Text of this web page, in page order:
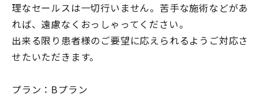
理なセールスは一切行いません。苦手な施術などがあ
れば、遠慮なくおっしゃってください。
出来る限り患者様のご要望に応えられるようご対応さ
せたいただきます。
プラン：Bプラン